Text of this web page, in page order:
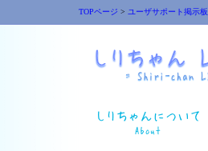
TOPページ > ユーザサポート掲示板